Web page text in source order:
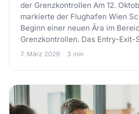
der Grenzkontrollen Am 12.
markierte der Flughafen Wien
Beginn einer neuen Ära im
Grenzkontrollen. Das Entry-Exit-
7. März 2026 3 min